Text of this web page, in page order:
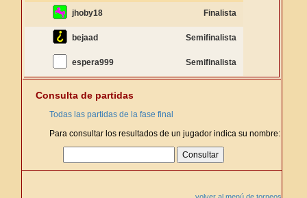
jhoby18 Finalista
bejaad Semifinalista
espera999 Semifinalista
Consulta de partidas
Todas las partidas de la fase final
Para consultar los resultados de un jugador indica su nombre: